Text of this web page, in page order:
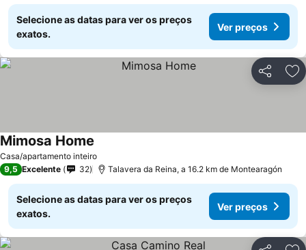
Selecione as datas para ver os preços
exatos.
Ver preços
Partilhar
Casa/apartamento inteiro
Mimosa Home
9,5 Excelente 32 Talavera da Reina, a 16.2 km de Montearagón
Selecione as datas para ver os preços
exatos.
Ver preços